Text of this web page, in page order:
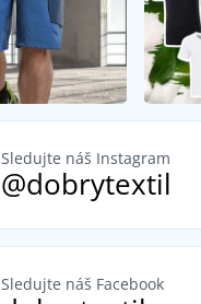
Sledujte náš Instagram
@dobrytextil
Sledujte náš Facebook